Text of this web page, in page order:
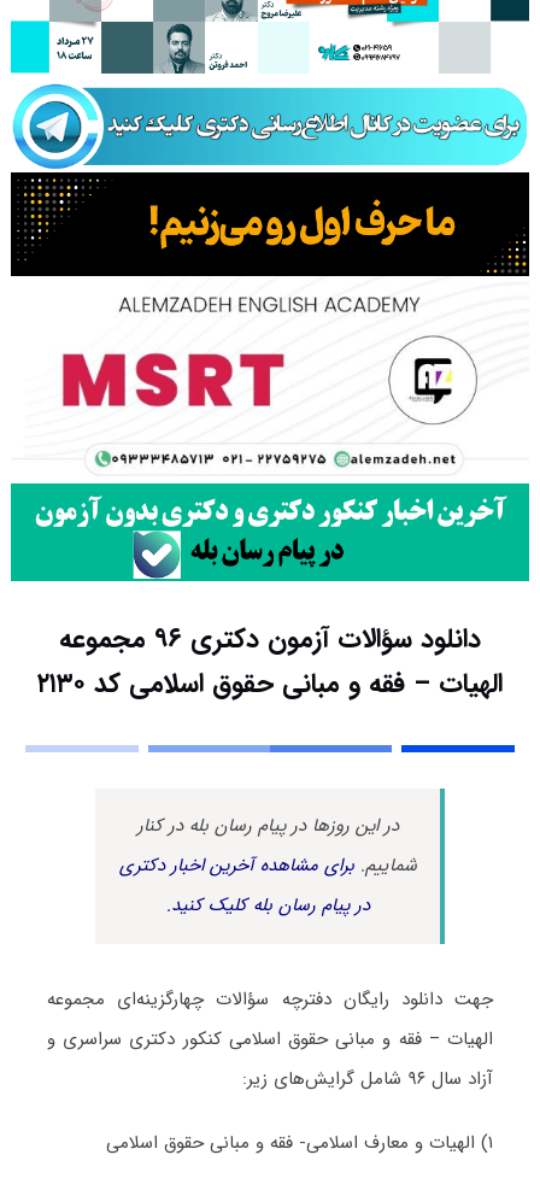
دانلود سؤالات آزمون دکتری ۹۶ مجموعه
الهیات – فقه و مبانی حقوق اسلامی کد ۲۱۳۰
در این روزها در پیام رسان بله در کنار
شماییم.برای مشاهده آخرین اخبار دکتری
در پیام رسان بله کلیک کنید.
جهت دانلود رایگان دفترچه سؤالات چهارگزینه‌ای مجموعه
الهیات – فقه و مبانی حقوق اسلامی کنکور دکتری سراسری و
آزاد سال ۹۶ شامل گرایش‌های زیر:
۱) الهیات و معارف اسلامی- فقه و مبانی حقوق اسلامی